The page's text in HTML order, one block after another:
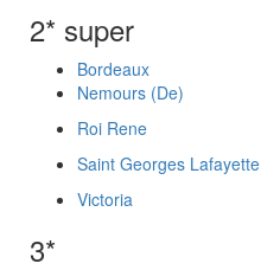
2* super
Bordeaux
Nemours (De)
Roi Rene
Saint Georges Lafayette
Victoria
3*